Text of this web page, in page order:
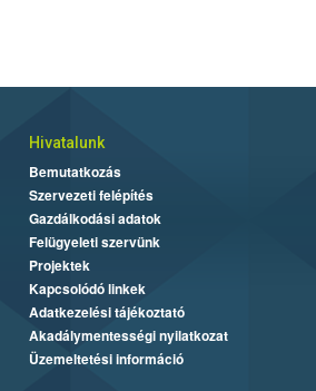
Hivatalunk
Bemutatkozás
Szervezeti felépítés
Gazdálkodási adatok
Felügyeleti szervünk
Projektek
Kapcsolódó linkek
Adatkezelési tájékoztató
Akadálymentességi nyilatkozat
Üzemeltetési információ